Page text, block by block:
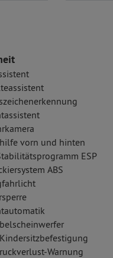
vorn und hinten
ESP
ABS
Warnung